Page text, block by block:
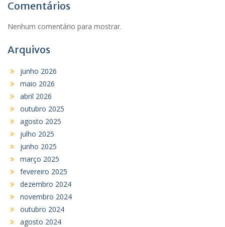
Comentários
Nenhum comentário para mostrar.
Arquivos
junho 2026
maio 2026
abril 2026
outubro 2025
agosto 2025
julho 2025
junho 2025
março 2025
fevereiro 2025
dezembro 2024
novembro 2024
outubro 2024
agosto 2024